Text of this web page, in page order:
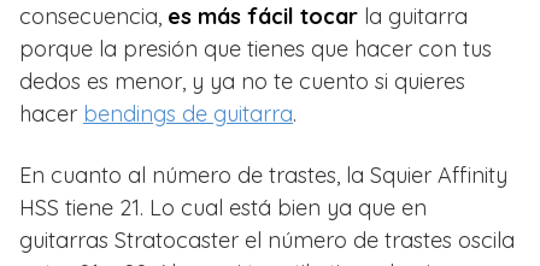
consecuencia, es más fácil tocar la guitarra
porque la presión que tienes que hacer con tus
dedos es menor, y ya no te cuento si quieres
hacer bendings de guitarra.
En cuanto al número de trastes, la Squier Affinity
HSS tiene 21. Lo cual está bien ya que en
guitarras Stratocaster el número de trastes oscila